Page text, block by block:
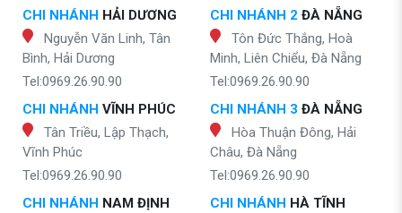
CHI NHÁNH HẢI DƯƠNG
Nguyễn Văn Linh, Tân
Bình, Hải Dương
Tel:0969.26.90.90
CHI NHÁNH VĨNH PHÚC
Tân Triều, Lập Thạch,
Vĩnh Phúc
Tel:0969.26.90.90
CHI NHÁNH NAM ĐỊNH
CHI NHÁNH 2 ĐÀ NẴNG
Tôn Đức Thắng, Hoà
Minh, Liên Chiểu, Đà Nẵng
Tel:0969.26.90.90
CHI NHÁNH 3 ĐÀ NẴNG
Hòa Thuận Đông, Hải
Châu, Đà Nẵng
Tel:0969.26.90.90
CHI NHÁNH HÀ TĨNH